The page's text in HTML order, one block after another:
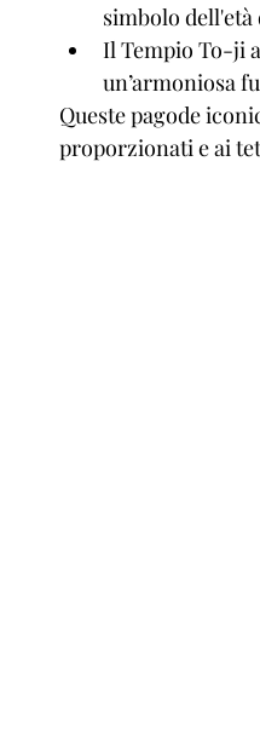
simbolo
Il Tempio To-ji
un’armoniosa
Queste pagode
proporzionati e ai